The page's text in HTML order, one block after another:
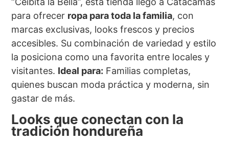
para ofrecer ropa para toda la familia, con
marcas exclusivas, looks frescos y precios
accesibles. Su combinación de variedad y estilo
la posiciona como una favorita entre locales y
visitantes. Ideal para: Familias completas,
quienes buscan moda práctica y moderna, sin
gastar de más.
Looks que conectan con la
tradición hondureña